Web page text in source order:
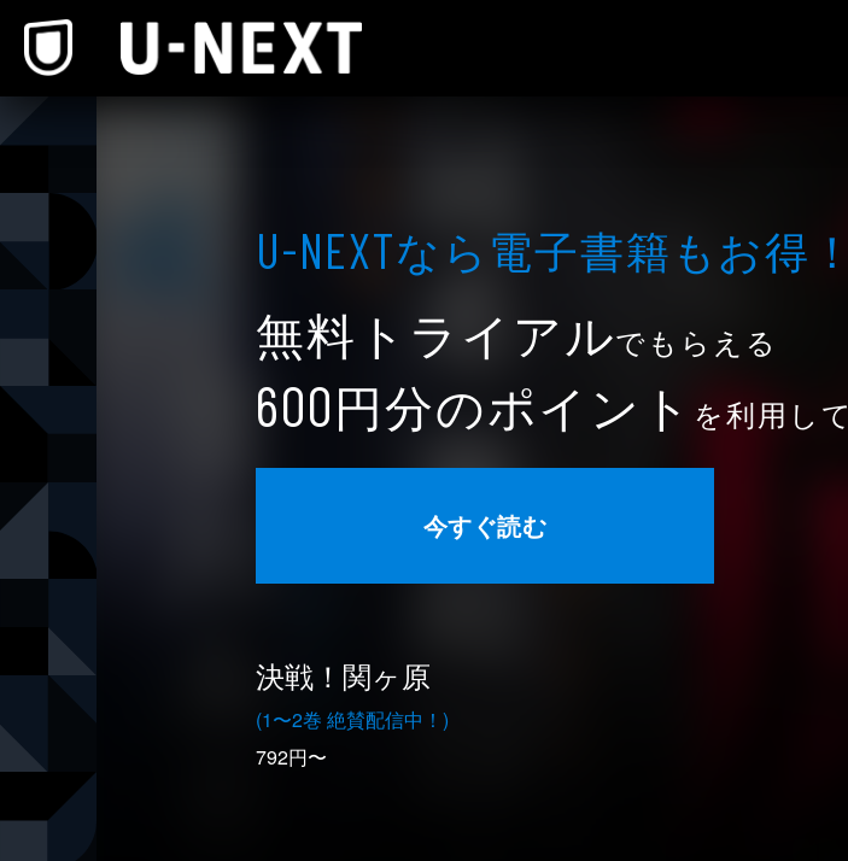
U-NEXTなら電⼦書籍もお得！
無料トライアルでもらえる
600円分のポイント を利用して
今すぐ読む
決戦！関ヶ原
(1〜2巻 絶賛配信中！)
792円〜